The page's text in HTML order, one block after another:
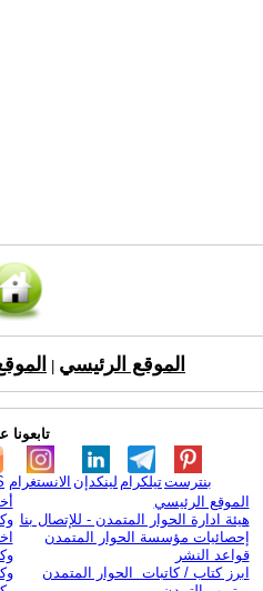
الموقع الرئيسي
تابعونا
الانستغرام لينكدإن تيلكرامبنترست
الموقع الرئيسي
هيئة ادارة الحوار المتمدن - للإتصال بنا
إحصائيات مؤسسة الحوار المتمدن
قواعد النشر
ابرز كتاب / كاتبات الحوار المتمدن